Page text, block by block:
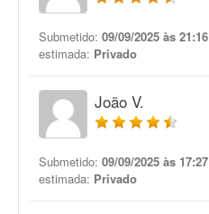
Submetido: 09/09/2025 às 21:16
estimada: Privado
João V.
Submetido: 09/09/2025 às 17:27
estimada: Privado